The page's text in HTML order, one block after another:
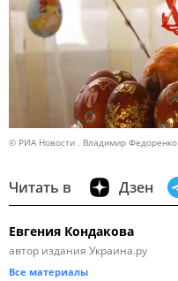
© РИА Новости . Владимир Федоренко
Читать в Дзен
Евгения Кондакова
автор издания Украина.ру
Все материалы